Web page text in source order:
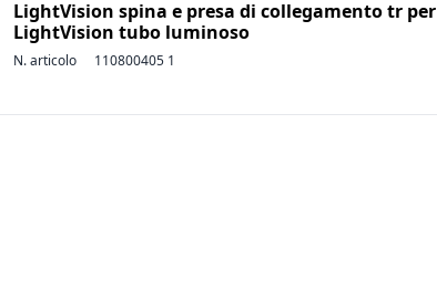
LightVision spina e presa di collegamento tr per
LightVision tubo luminoso
N. articolo 110800405 1